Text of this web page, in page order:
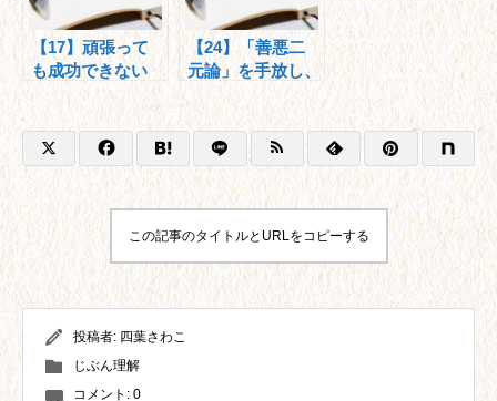
【17】頑張って
も成功できない
「根本的な理由」
は何か？
【24】「善悪二
元論」を手放し、
「愛情の翻訳」を
しよう！
この記事のタイトルとURLをコピーする
投稿者: 四葉さわこ
じぶん理解
コメント: 0